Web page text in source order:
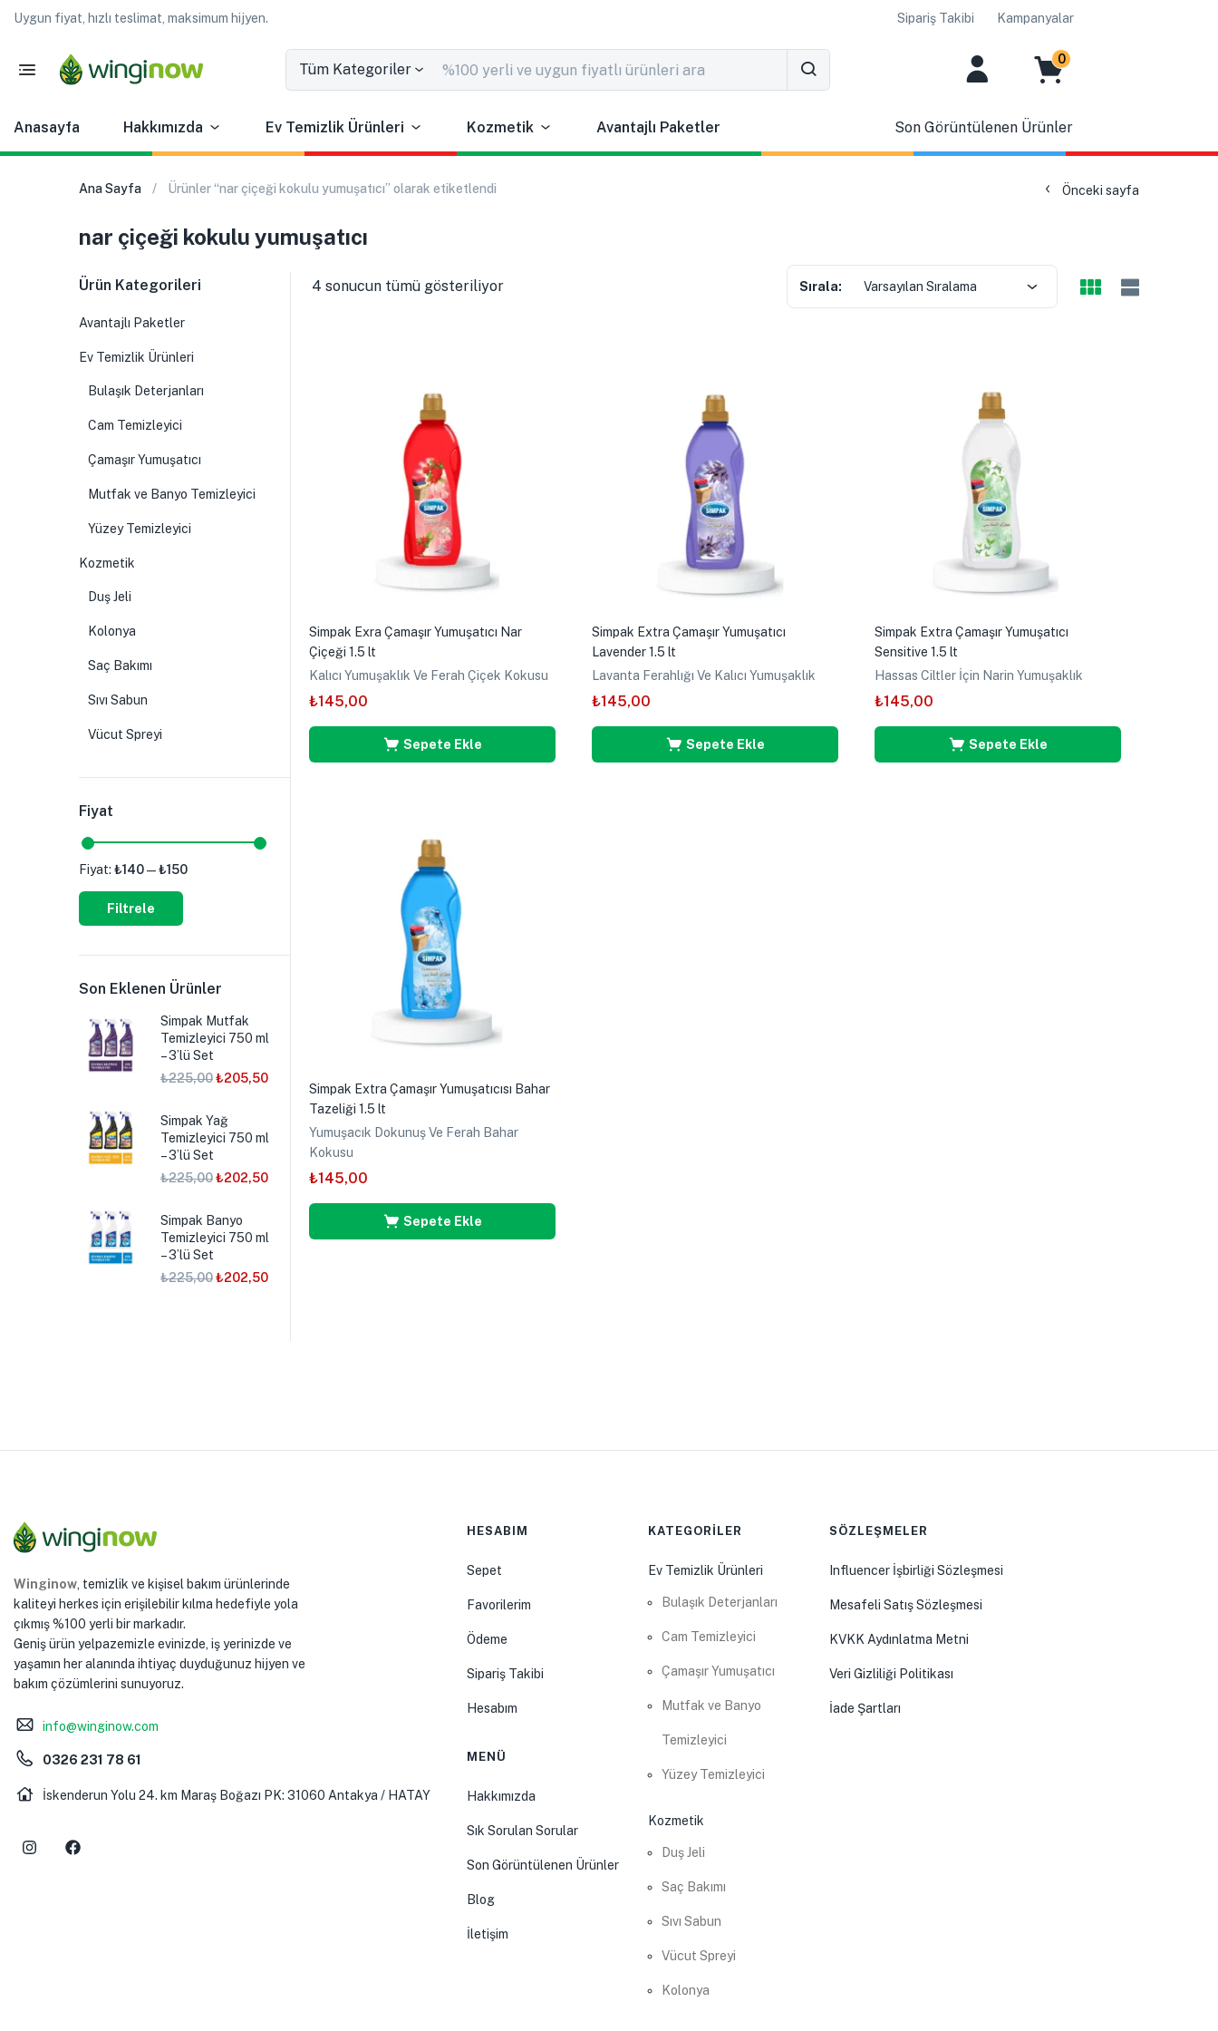
Uygun fiyat, hızlı teslimat, maksimum hijyen. Sipariş Takibi Kampanyalar
Tüm Kategoriler
0
Anasayfa Hakkımızda Ev Temizlik Ürünleri Kozmetik Avantajlı Paketler Son Görüntülenen Ürünler
Ana Sayfa Ürünler “nar çiçeği kokulu yumuşatıcı” olarak etiketlendi Önceki sayfa
nar çiçeği kokulu yumuşatıcı
4 sonucun tümü gösteriliyor Sırala: Varsayılan Sıralama
Simpak Exra Çamaşır Yumuşatıcı Nar
Çiçeği 1.5 lt
Kalıcı Yumuşaklık Ve Ferah Çiçek Kokusu
₺145,00
Sepete Ekle
Simpak Extra Çamaşır Yumuşatıcı
Lavender 1.5 lt
Lavanta Ferahlığı Ve Kalıcı Yumuşaklık
₺145,00
Sepete Ekle
Simpak Extra Çamaşır Yumuşatıcı
Sensitive 1.5 lt
Hassas Ciltler İçin Narin Yumuşaklık
₺145,00
Sepete Ekle
Simpak Extra Çamaşır Yumuşatıcısı Bahar
Tazeliği 1.5 lt
Yumuşacık Dokunuş Ve Ferah Bahar
Kokusu
₺145,00
Sepete Ekle
Ürün Kategorileri
Avantajlı Paketler
Ev Temizlik Ürünleri
Bulaşık Deterjanları
Cam Temizleyici
Çamaşır Yumuşatıcı
Mutfak ve Banyo Temizleyici
Yüzey Temizleyici
Kozmetik
Duş Jeli
Kolonya
Saç Bakımı
Sıvı Sabun
Vücut Spreyi
Fiyat
Filtrele
Fiyat: ₺140—₺150
Son Eklenen Ürünler
Simpak Mutfak
Temizleyici 750 ml
– 3’lü Set
₺225,00₺205,50
Simpak Yağ
Temizleyici 750 ml
– 3’lü Set
₺225,00₺202,50
Simpak Banyo
Temizleyici 750 ml
– 3’lü Set
₺225,00₺202,50
Winginow, temizlik ve kişisel bakım ürünlerinde
kaliteyi herkes için erişilebilir kılma hedefiyle yola
çıkmış %100 yerli bir markadır.
Geniş ürün yelpazemizle evinizde, iş yerinizde ve
yaşamın her alanında ihtiyaç duyduğunuz hijyen ve
bakım çözümlerini sunuyoruz.
info@winginow.com
0326 231 78 61
İskenderun Yolu 24. km Maraş Boğazı PK: 31060 Antakya / HATAY
HESABIM
Sepet
Favorilerim
Ödeme
Sipariş Takibi
Hesabım
MENÜ
Hakkımızda
Sık Sorulan Sorular
Son Görüntülenen Ürünler
Blog
İletişim
KATEGORİLER
Ev Temizlik Ürünleri
Bulaşık Deterjanları
Cam Temizleyici
Çamaşır Yumuşatıcı
Mutfak ve Banyo
Temizleyici
Yüzey Temizleyici
Kozmetik
Duş Jeli
Saç Bakımı
Sıvı Sabun
Vücut Spreyi
Kolonya
SÖZLEŞMELER
Influencer İşbirliği Sözleşmesi
Mesafeli Satış Sözleşmesi
KVKK Aydınlatma Metni
Veri Gizliliği Politikası
İade Şartları